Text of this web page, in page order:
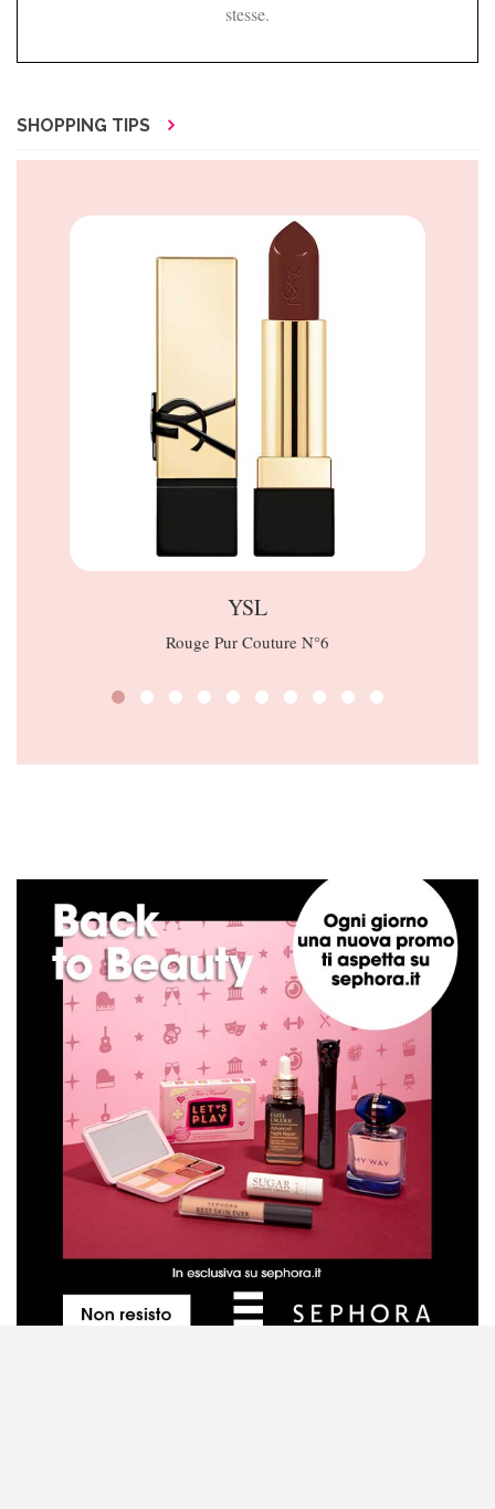
stesse.
SHOPPING TIPS
YSL
Rouge Pur Couture N°6